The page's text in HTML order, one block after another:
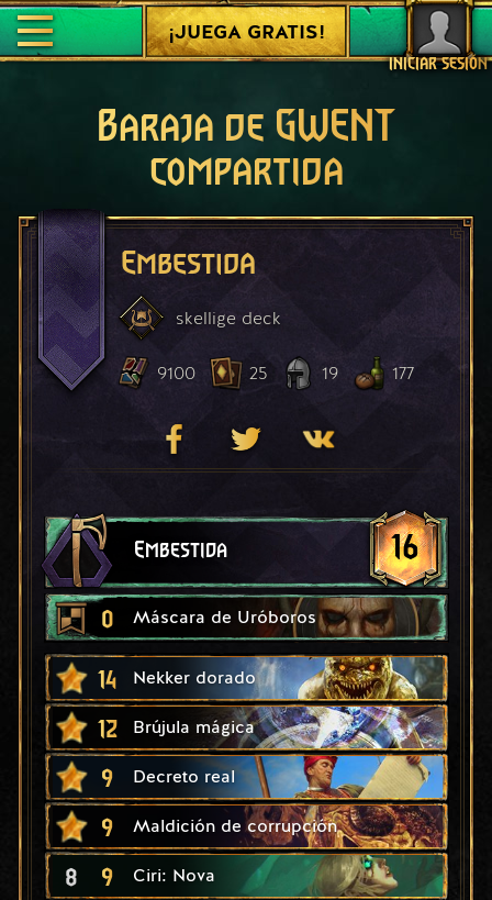
INICIAR SESIÓN
¡JUEGA GRATIS!
Baraja de GWENT
compartida
Embestida
skellige deck
9100 25 19 177
Embestida 16
0 Máscara de Uróboros
14 Nekker dorado
12 Brújula mágica
9 Decreto real
9 Maldición de corrupción
8 9 Ciri: Nova